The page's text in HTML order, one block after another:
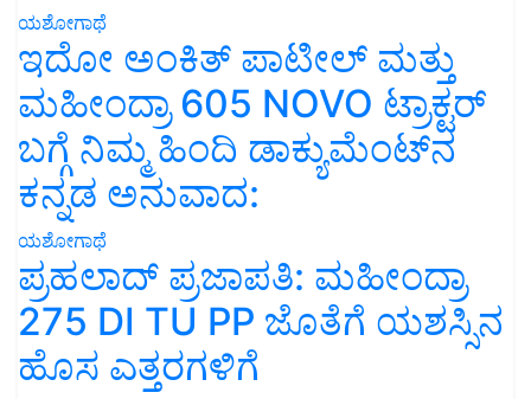
ಯಶೋಗಾಥೆ
ಇದೋ ಅಂಕಿತ್ ಪಾಟೀಲ್ ಮತ್ತು
ಮಹೀಂದ್ರಾ 605 NOVO ಟ್ರಾಕ್ಟರ್
ಬಗ್ಗೆ ನಿಮ್ಮ ಹಿಂದಿ ಡಾಕ್ಯುಮೆಂಟ್‌ನ
ಕನ್ನಡ ಅನುವಾದ:
ಯಶೋಗಾಥೆ
ಪ್ರಹಲಾದ್ ಪ್ರಜಾಪತಿ: ಮಹೀಂದ್ರಾ
275 DI TU PP ಜೊತೆಗೆ ಯಶಸ್ಸಿನ
ಹೊಸ ಎತ್ತರಗಳಿಗೆ